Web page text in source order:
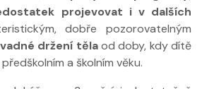
projevovat i v dalších
dobře pozorovatelným
vadné držení tělaod doby, kdy dítě
a školním věku.